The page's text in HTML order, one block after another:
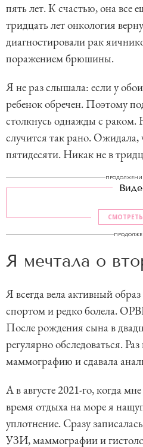
пять лет. К счастью, она все
тридцать лет онкология
диагностировали рак
поражением брюшины.
Я не раз слышала: если у
ребенок обречен. Поэтому
столкнусь однажды с раком.
случится так рано.
пятидесяти. Никак не в
Я мечтала о
Я всегда вела активный
спортом и редко болела.
После рождения сына в
регулярно обследоваться.
маммографию и сдавала
А в августе 2021-го, когда
время отдыха на море я
уплотнение. Сразу
УЗИ, маммографии и